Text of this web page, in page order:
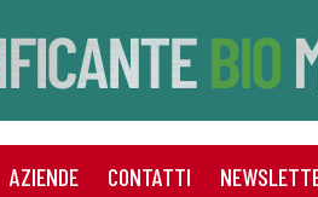
AZIENDE CONTATTI